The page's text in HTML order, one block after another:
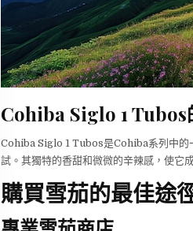
Cohiba Siglo 1 Tubos
Cohiba Siglo 1 Tubos是Cohiba系列中的
試。其獨特的香甜和微微的辛辣感，使它
購買雪茄的最佳途